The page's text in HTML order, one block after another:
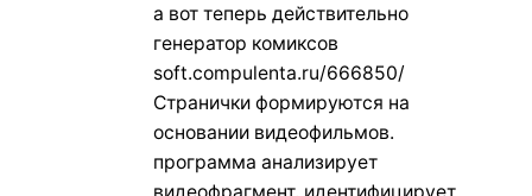
а вот теперь действительно
генератор комиксов
soft.compulenta.ru/666850/
Странички формируются на
основании видеофильмов.
программа анализирует